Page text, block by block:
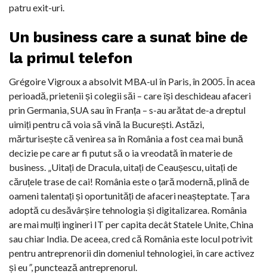
patru exit-uri.
Un business care a sunat bine de
la primul telefon
Grégoire Vigroux a absolvit MBA-ul în Paris, în 2005. În acea
perioadă, prietenii și colegii săi – care își deschideau afaceri
prin Germania, SUA sau în Franța – s-au arătat de-a dreptul
uimiți pentru că voia să vină la București. Astăzi,
mărturisește că venirea sa în România a fost cea mai bună
decizie pe care ar fi putut să o ia vreodată în materie de
business. „Uitați de Dracula, uitați de Ceaușescu, uitați de
căruțele trase de cai! România este o țară modernă, plină de
oameni talentați și oportunități de afaceri neașteptate. Țara
adoptă cu desăvârșire tehnologia și digitalizarea. România
are mai mulți ingineri IT per capita decât Statele Unite, China
sau chiar India. De aceea, cred că România este locul potrivit
pentru antreprenorii din domeniul tehnologiei, în care activez
și eu”, punctează antreprenorul.